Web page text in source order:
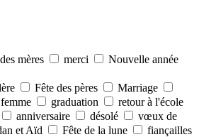
mères merci
Nouvelle année
Fête des pères
Marriage
graduation
retour à l'école
anniversaire désolé
vœux de
et Aïd Fête de la lune
fiançailles